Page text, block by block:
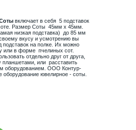
включает в себя 5 подставок
Размер Соты 45мм x 45мм.
низкая подставка) до 85 мм
вкусу и усмотрению вы
на полке. Их можно
или в форме пчелиных сот.
отдельно друг от друга,
планшетами, или расставить
оборудованием. ООО Контур-
оборудование ювелирное - соты.